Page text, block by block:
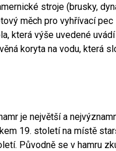
stroje (brusky,
měch pro vyhřívací pec
která výše uvedené
koryta na vodu, která
je největší a
19. století na místě
Původně se v hamru